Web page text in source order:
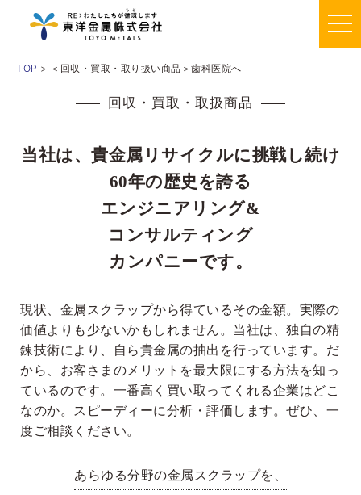
TOP > ＜回収・買取・取り扱い商品＞歯科医院へ
回収・買取・取扱商品
当社は、貴金属リサイクルに挑戦し続け
60年の歴史を誇る
エンジニアリング&
コンサルティング
カンパニーです。
現状、金属スクラップから得ているその金額。実際の
価値よりも少ないかもしれません。当社は、独自の精
錬技術により、自ら貴金属の抽出を行っています。だ
から、お客さまのメリットを最大限にする方法を知っ
ているのです。一番高く買い取ってくれる企業はどこ
なのか。スピーディーに分析・評価します。ぜひ、一
度ご相談ください。
あらゆる分野の金属スクラップを、